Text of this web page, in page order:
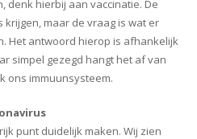
denk hierbij aan vaccinatie. De
maar de vraag is wat er
Het antwoord hierop is afhankelijk
simpel gezegd hangt het af van
ons immuunsysteem.
punt duidelijk maken. Wij zien